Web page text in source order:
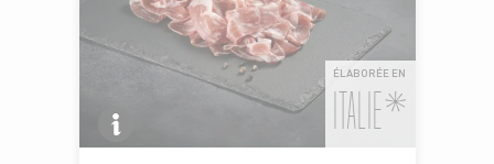
ÉLABORÉE EN
ITALIE*